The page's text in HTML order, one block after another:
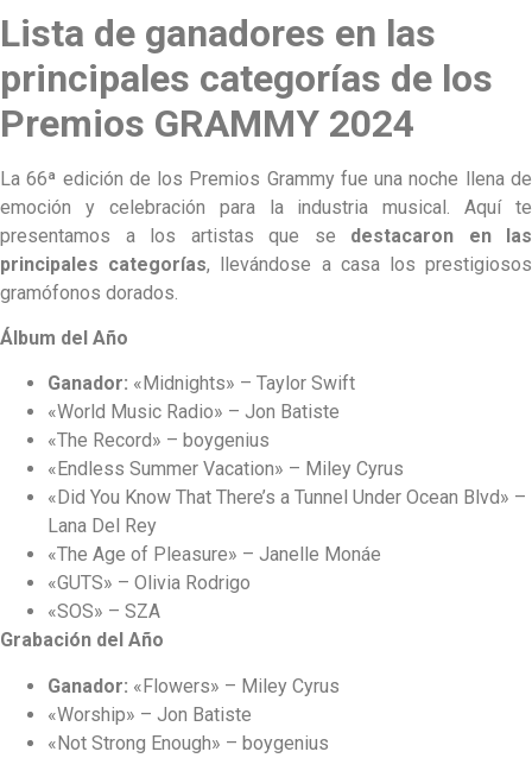
Lista de ganadores en las
principales categorías de los
Premios GRAMMY 2024
La 66ª edición de los Premios Grammy fue una noche llena de
emoción y celebración para la industria musical. Aquí te
presentamos a los artistas que se destacaron en las
principales categorías, llevándose a casa los prestigiosos
gramófonos dorados.
Álbum del Año
Ganador: «Midnights» – Taylor Swift
«World Music Radio» – Jon Batiste
«The Record» – boygenius
«Endless Summer Vacation» – Miley Cyrus
«Did You Know That There’s a Tunnel Under Ocean Blvd» –
Lana Del Rey
«The Age of Pleasure» – Janelle Monáe
«GUTS» – Olivia Rodrigo
«SOS» – SZA
Grabación del Año
Ganador: «Flowers» – Miley Cyrus
«Worship» – Jon Batiste
«Not Strong Enough» – boygenius